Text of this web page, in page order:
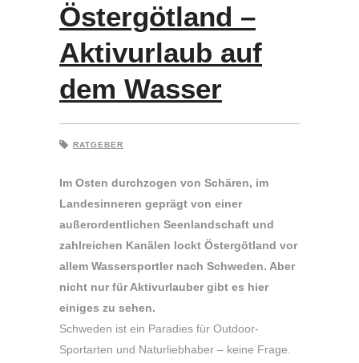
Östergötland –
Aktivurlaub auf
dem Wasser
RATGEBER
Im Osten durchzogen von Schären, im
Landesinneren geprägt von einer
außerordentlichen Seenlandschaft und
zahlreichen Kanälen lockt Östergötland vor
allem Wassersportler nach Schweden. Aber
nicht nur für Aktivurlauber gibt es hier
einiges zu sehen.
Schweden ist ein Paradies für Outdoor-
Sportarten und Naturliebhaber – keine Frage.